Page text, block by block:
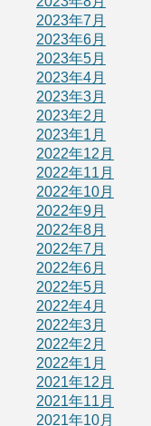
2023年7月
2023年6月
2023年5月
2023年4月
2023年3月
2023年2月
2023年1月
2022年12月
2022年11月
2022年10月
2022年9月
2022年8月
2022年7月
2022年6月
2022年5月
2022年4月
2022年3月
2022年2月
2022年1月
2021年12月
2021年11月
2021年10月